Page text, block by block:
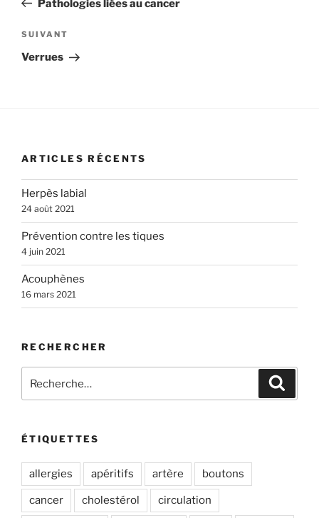
l’article
Pathologies liées au cancer
Article
suivant
SUIVANT
Verrues
ARTICLES RÉCENTS
Herpès labial
24 août 2021
Prévention contre les tiques
4 juin 2021
Acouphènes
16 mars 2021
RECHERCHER
pour
ÉTIQUETTES
allergies apéritifs artère boutons
cancer cholestérol circulation